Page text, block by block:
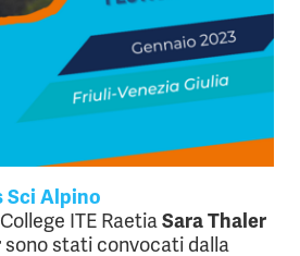
Sci Alpino
ITE RaetiaSara Thaler
sono stati convocati dalla